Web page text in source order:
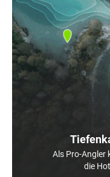
Als Pro-Angler
die